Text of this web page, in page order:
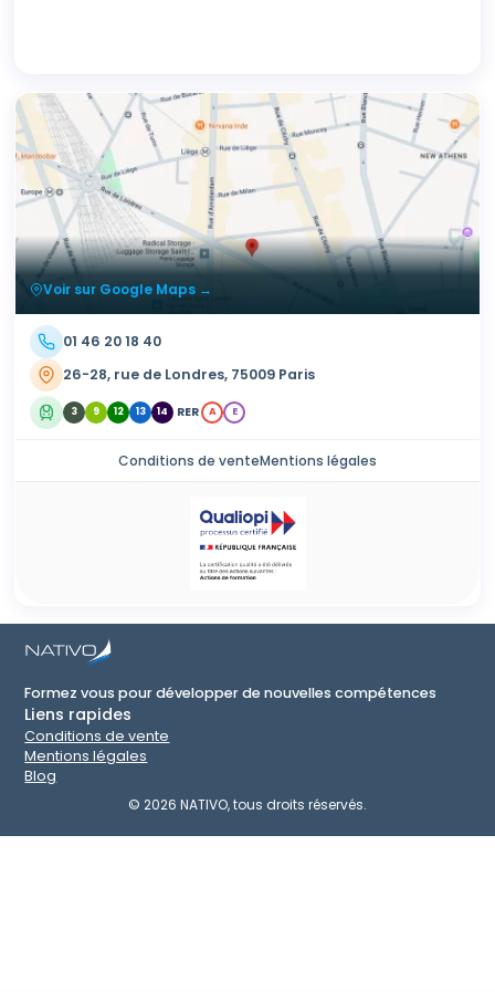
Voir sur Google Maps →
01 46 20 18 40
26-28, rue de Londres, 75009 Paris
3 9 12 13 14 RER A E
Conditions de venteMentions légales
Formez vous pour développer de nouvelles compétences
Liens rapides
Conditions de vente
Mentions légales
Blog
© 2026 NATIVO, tous droits réservés.